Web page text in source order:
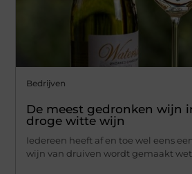
Bedrijven
De meest gedronken wijn
droge witte wijn
Iedereen heeft af en toe wel eens
wijn van druiven wordt gemaakt